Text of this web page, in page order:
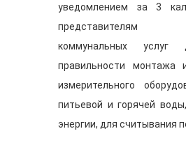
уведомлением за 3
представителям
коммунальных услуг
правильности монтажа
измерительного
питьевой и горячей
энергии, для считывания